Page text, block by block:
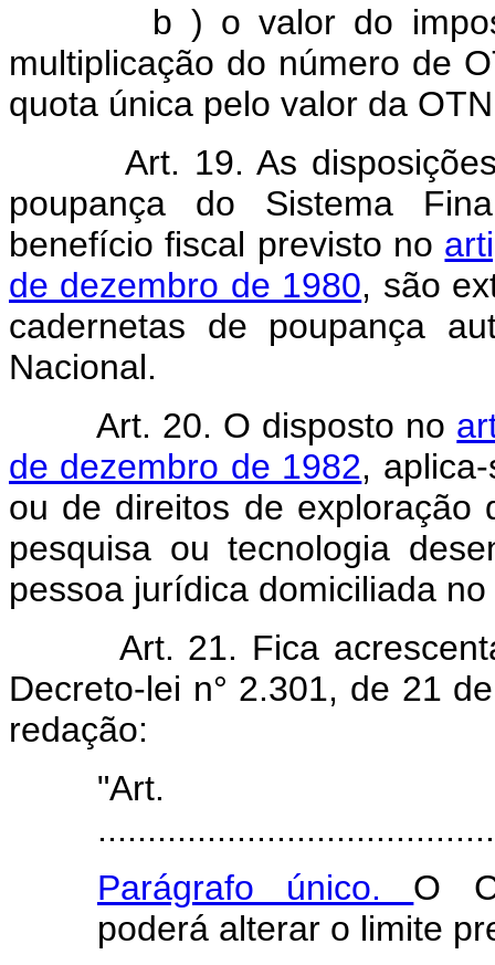
b ) o valor do imposto
multiplicação do número de
quota única pelo valor da
Art. 19. As
poupança do Sistema
benefício fiscal previsto no
de dezembro de 1980, são
cadernetas de poupança
Nacional.
Art. 20. O disposto no
de dezembro de 1982,
ou de direitos de exploração
pesquisa ou tecnologia
pessoa jurídica domiciliada
Art. 21. Fica
Decreto-lei n° 2.301, de 21
redação:
Parágrafo único. O
poderá alterar o limite